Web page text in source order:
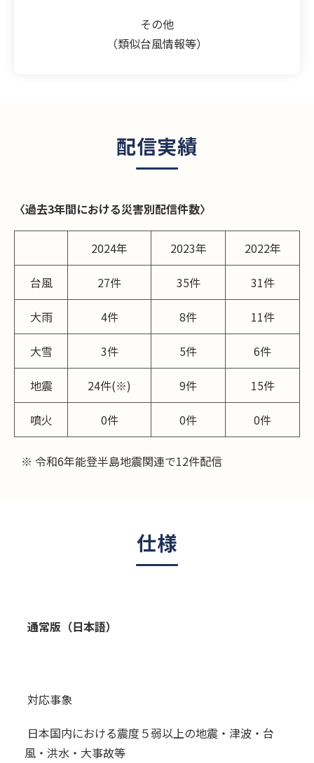
その他
（類似台風情報等）
配信実績
〈過去3年間における災害別配信件数〉
2024年 2023年 2022年
台風 27件 35件 31件
大雨 4件 8件 11件
大雪 3件 5件 6件
地震 24件(※) 9件 15件
噴火 0件 0件 0件
※ 令和6年能登半島地震関連で12件配信
仕様
通常版（日本語）
対応事象
日本国内における震度５弱以上の地震・津波・台
風・洪水・大事故等